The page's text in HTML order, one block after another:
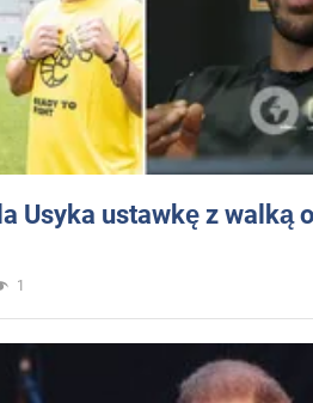
Usyka ustawkę z walką
1